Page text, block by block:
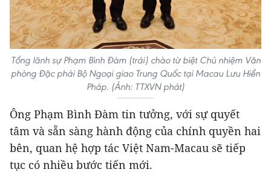
Tổng lãnh sự Phạm Bình Đàm (trái) chào từ biệt Chủ nhiệm Văn
phòng Đặc phái Bộ Ngoại giao Trung Quốc tại Macau Lưu Hiển
Pháp. (Ảnh: TTXVN phát)
Ông Phạm Bình Đàm tin tưởng, với sự quyết
tâm và sẵn sàng hành động của chính quyền hai
bên, quan hệ hợp tác Việt Nam-Macau sẽ tiếp
tục có nhiều bước tiến mới.